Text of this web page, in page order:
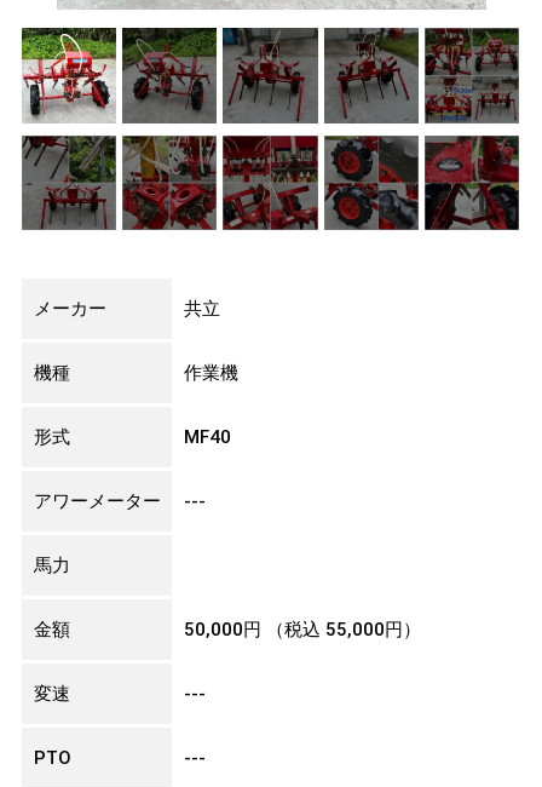
メーカー 共立
機種 作業機
形式 MF40
アワーメーター ---
馬力
金額 50,000円 （税込 55,000円）
変速 ---
PTO ---